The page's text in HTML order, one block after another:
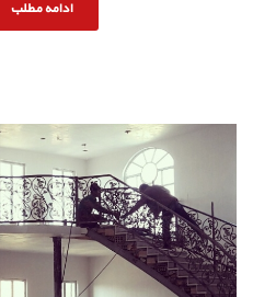
ادامه مطلب